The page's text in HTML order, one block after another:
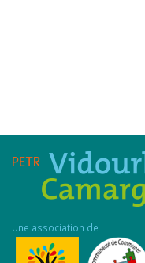
Une association de